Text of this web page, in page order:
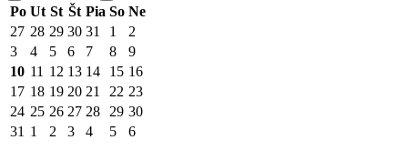
Po Ut St Št Pia So Ne
27 28 29 30 31 1
2
3
4 5 6 7 8
9
10 11 12 13 14 15 16
17 18 19 20 21 22 23
24 25 26 27 28 29 30
31 1 2 3 4 5 6